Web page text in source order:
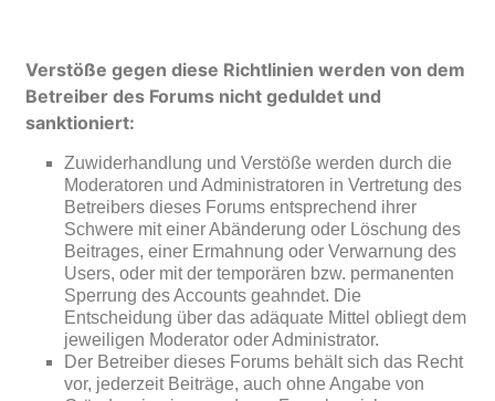
Verstöße gegen diese Richtlinien werden von dem
Betreiber des Forums nicht geduldet und
sanktioniert:
Zuwiderhandlung und Verstöße werden durch die
Moderatoren und Administratoren in Vertretung des
Betreibers dieses Forums entsprechend ihrer
Schwere mit einer Abänderung oder Löschung des
Beitrages, einer Ermahnung oder Verwarnung des
Users, oder mit der temporären bzw. permanenten
Sperrung des Accounts geahndet. Die
Entscheidung über das adäquate Mittel obliegt dem
jeweiligen Moderator oder Administrator.
Der Betreiber dieses Forums behält sich das Recht
vor, jederzeit Beiträge, auch ohne Angabe von